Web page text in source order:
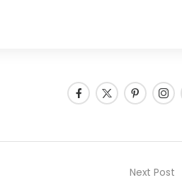
Next Post